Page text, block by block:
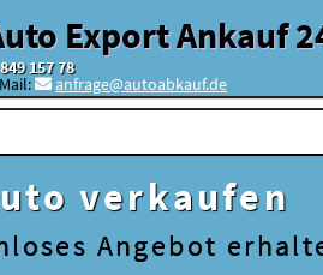
Export Ankauf
157 78
anfrage@autoabkauf.de
verkaufen
Angebot